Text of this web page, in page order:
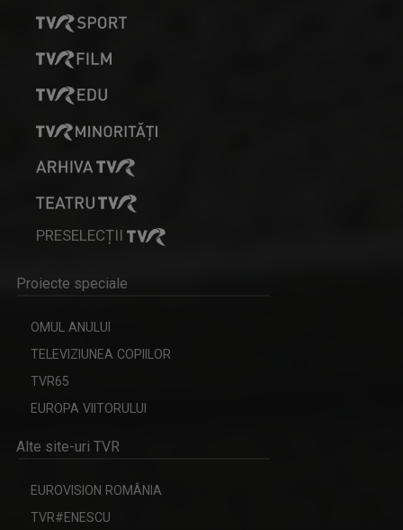
Emisiunea își propune să găsească și să le ...
DANIELA ZECA-BUZURA
Prozatoare, eseistă, critic literar și ...
ȘTEFAN STOICA
PRESELECȚII
Proiecte speciale
OMUL ANULUI
TELEVIZIUNEA COPIILOR
TVR65
EUROPA VIITORULUI
Alte site-uri TVR
EUROVISION ROMÂNIA
TVR#ENESCU